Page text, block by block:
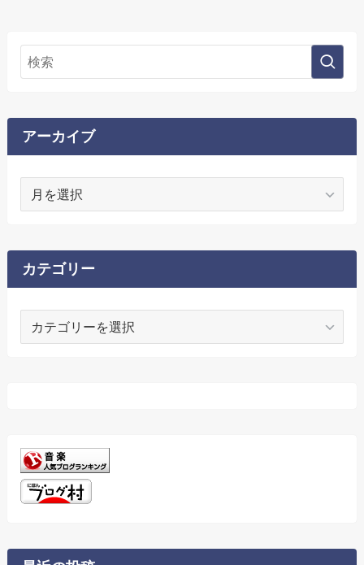
アーカイブ
イ
ブ
カテゴリー